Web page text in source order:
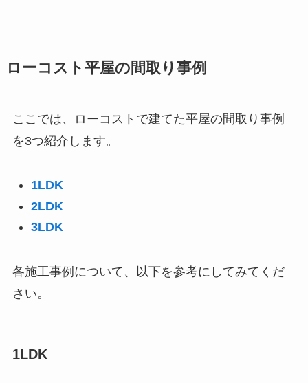
ローコスト平屋の間取り事例
ここでは、ローコストで建てた平屋の間取り事例
を3つ紹介します。
1LDK
2LDK
3LDK
各施工事例について、以下を参考にしてみてくだ
さい。
1LDK